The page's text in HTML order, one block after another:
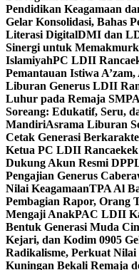
Pendidikan Keagamaan
Gelar Konsolidasi, Bahas
Literasi DigitalDMI dan
Sinergi untuk
IslamiyahPC LDII
Pemantauan Istiwa
Liburan Generus LDII
Luhur pada Remaja SMP
Soreang: Edukatif, Seru,
MandiriAsrama Liburan
Cetak Generasi
Ketua PC LDII
Dukung Akun Resmi DPP
Pengajian Generus
Nilai KeagamaanTPA Al
Pembagian Rapor, Orang
Mengaji AnakPAC LDII
Bentuk Generasi Muda
Kejari, dan Kodim 0905
Radikalisme, Perkuat Nilai
Kuningan Bekali Remaja